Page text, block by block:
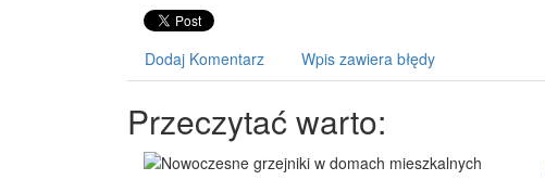
Dodaj Komentarz Wpis zawiera błędy
Przeczytać warto: